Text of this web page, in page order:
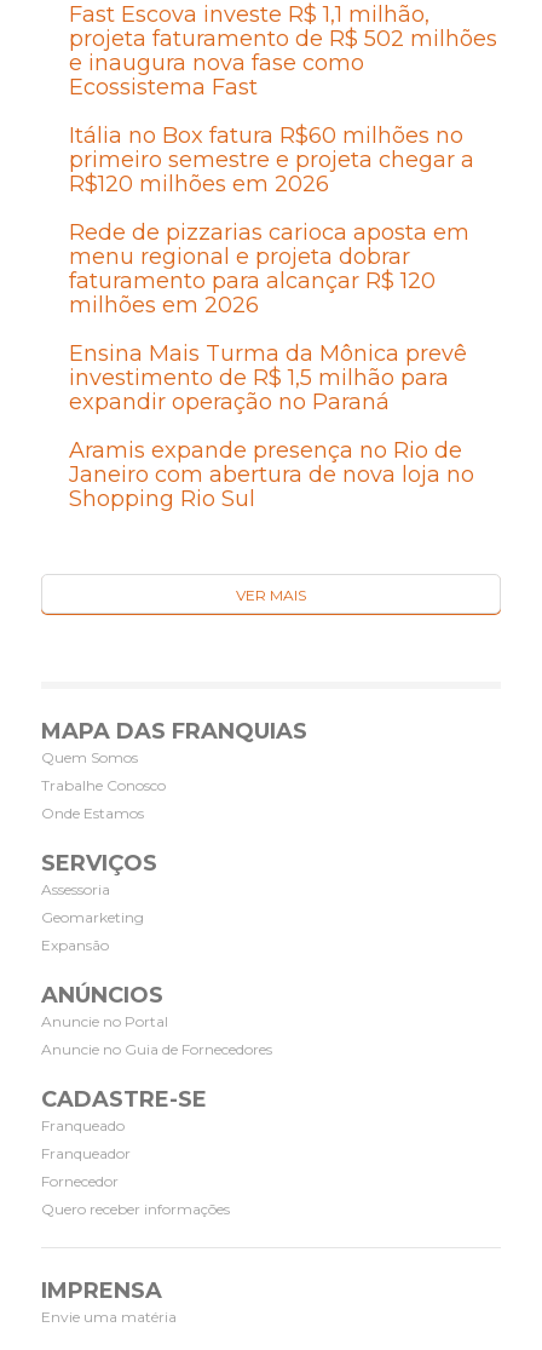
Fast Escova investe R$ 1,1 milhão,
projeta faturamento de R$ 502 milhões
e inaugura nova fase como
Ecossistema Fast
Itália no Box fatura R$60 milhões no
primeiro semestre e projeta chegar a
R$120 milhões em 2026
Rede de pizzarias carioca aposta em
menu regional e projeta dobrar
faturamento para alcançar R$ 120
milhões em 2026
Ensina Mais Turma da Mônica prevê
investimento de R$ 1,5 milhão para
expandir operação no Paraná
Aramis expande presença no Rio de
Janeiro com abertura de nova loja no
Shopping Rio Sul
VER MAIS
MAPA DAS FRANQUIAS
Quem Somos
Trabalhe Conosco
Onde Estamos
SERVIÇOS
Assessoria
Geomarketing
Expansão
ANÚNCIOS
Anuncie no Portal
Anuncie no Guia de Fornecedores
CADASTRE-SE
Franqueado
Franqueador
Fornecedor
Quero receber informações
IMPRENSA
Envie uma matéria